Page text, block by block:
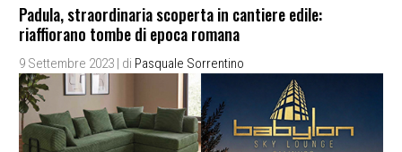
Padula, straordinaria scoperta in cantiere edile:
riaffiorano tombe di epoca romana
9 Settembre 2023 | di Pasquale Sorrentino